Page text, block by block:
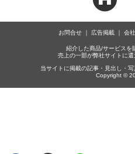
お問合せ 広告掲載 会
紹介した商品/サービスを
売上の一部が弊社サイトに還
当サイトに掲載の記事・見出し・
Copyright ©